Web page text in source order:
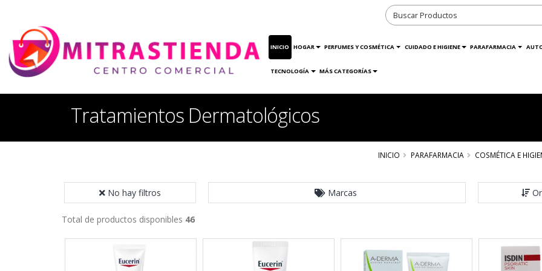
INICIO HOGAR PERFUMES Y COSMÉTICA CUIDADO E HIGIENE PARAFARMACIA
TECNOLOGÍA MÁS CATEGORÍAS
Tratamientos Dermatológicos
INICIO PARAFARMACIA COSMÉTICA E
No hay filtros Marcas
Total de productos disponibles 46